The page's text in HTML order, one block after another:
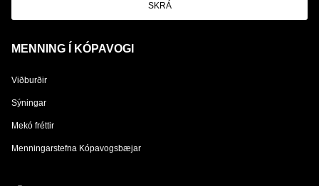
SKRÁ
MENNING Í KÓPAVOGI
Viðburðir
Sýningar
Mekó fréttir
Menningarstefna Kópavogsbæjar